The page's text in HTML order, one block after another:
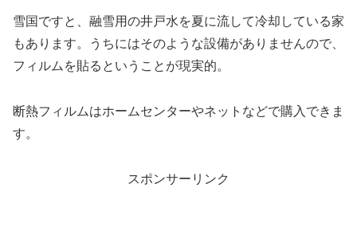
雪国ですと、融雪用の井戸水を夏に流して冷却している家
もあります。うちにはそのような設備がありませんので、
フィルムを貼るということが現実的。
断熱フィルムはホームセンターやネットなどで購入できま
す。
スポンサーリンク